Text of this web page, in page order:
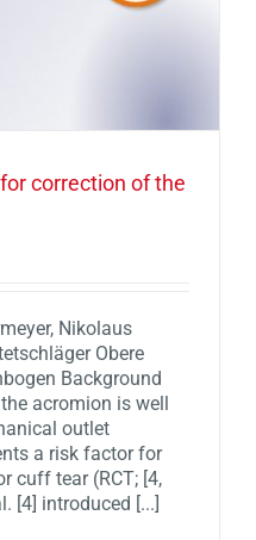
correction of the
Nikolaus
Obere
Background
acromion is well
outlet
a risk factor for
cuff tear (RCT; [4,
[4] introduced [...]